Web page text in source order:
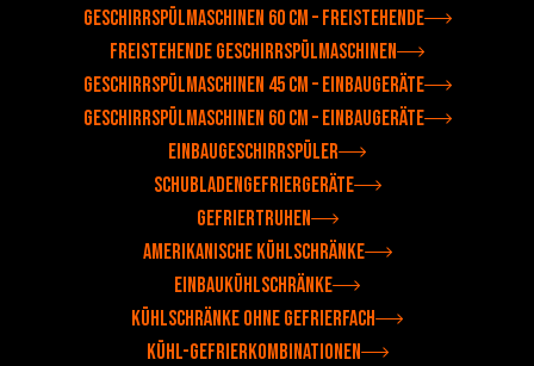
Geschirrspülmaschinen 60 cm – Freistehende
Freistehende Geschirrspülmaschinen
Geschirrspülmaschinen 45 cm – Einbaugeräte
Geschirrspülmaschinen 60 cm – Einbaugeräte
Einbaugeschirrspüler
Schubladengefriergeräte
Gefriertruhen
Amerikanische Kühlschränke
Einbaukühlschränke
Kühlschränke ohne Gefrierfach
Kühl-Gefrierkombinationen